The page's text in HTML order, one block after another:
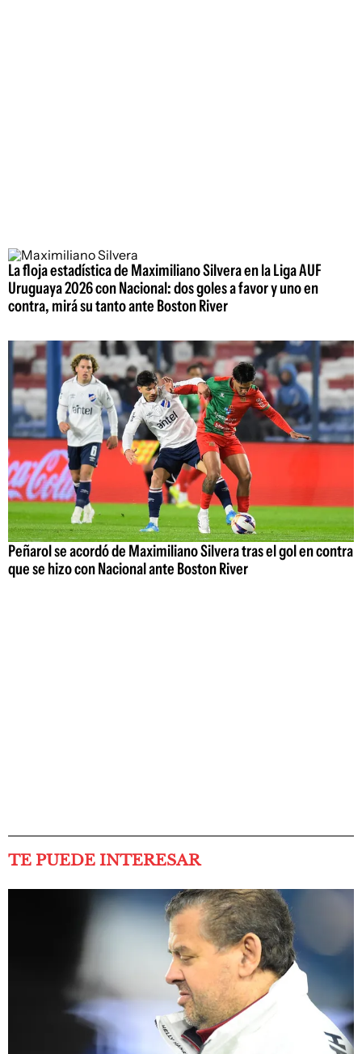
La floja estadística de Maximiliano Silvera en la Liga AUF
Uruguaya 2026 con Nacional: dos goles a favor y uno en
contra, mirá su tanto ante Boston River
Peñarol se acordó de Maximiliano Silvera tras el gol en contra
que se hizo con Nacional ante Boston River
TE PUEDE INTERESAR